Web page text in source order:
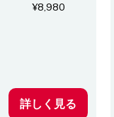
¥8,980
詳しく見る